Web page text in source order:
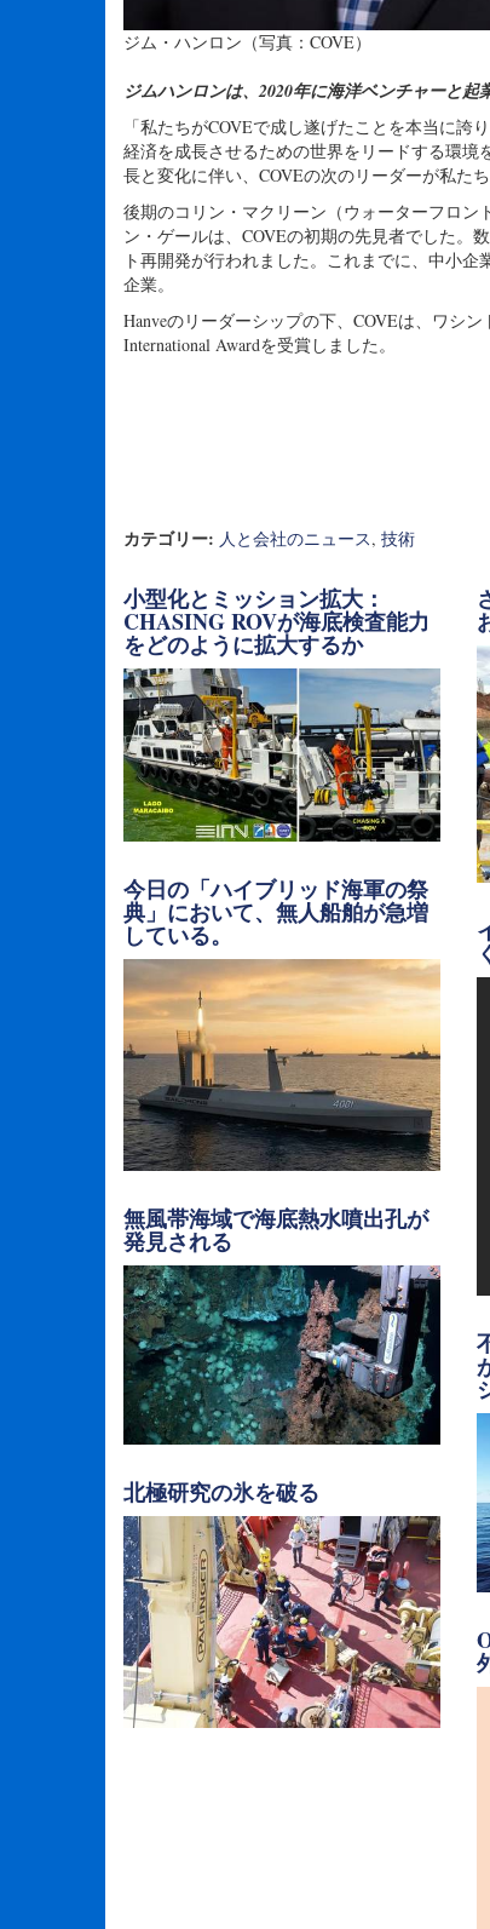
ジム・ハンロン（写真：COVE）
ジムハンロンは、2020年に海洋ベンチャーと
「私たちがCOVEで成し遂げたことを本当に
経済を成長させるための世界をリードする環
長と変化に伴い、COVEの次のリーダーが私た
後期のコリン・マクリーン（ウォーターフロン
ン・ゲールは、COVEの初期の先見者でした。
ト再開発が行われました。これまでに、中小
企業。
Hanveのリーダーシップの下、COVEは、ワシン
International Awardを受賞しました。
カテゴリー: 人と会社のニュース, 技術
小型化とミッション拡大：
CHASING ROVが海底検査能力
をどのように拡大するか
今日の「ハイブリッド海軍の祭
典」において、無人船舶が急増
している。
無風帯海域で海底熱水噴出孔が
発見される
北極研究の氷を破る